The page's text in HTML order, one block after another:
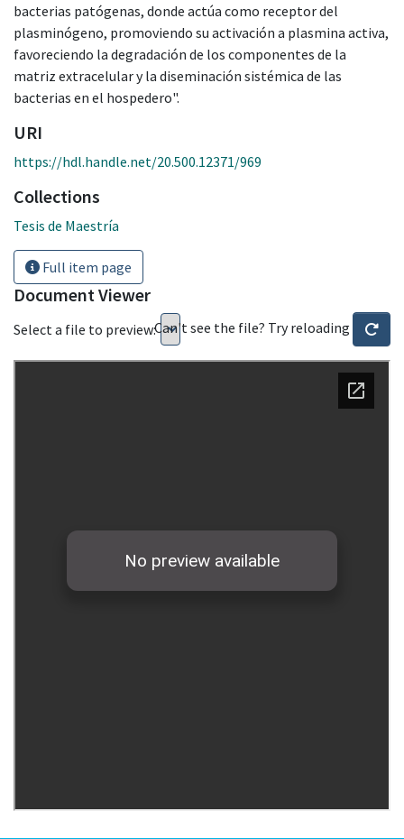
bacterias patógenas, donde actúa como receptor del
plasminógeno, promoviendo su activación a plasmina activa,
favoreciendo la degradación de los componentes de la
matriz extracelular y la diseminación sistémica de las
bacterias en el hospedero".
URI
https://hdl.handle.net/20.500.12371/969
Collections
Tesis de Maestría
Full item page
Document Viewer
Select a file to preview:Can't see the file? Try reloading